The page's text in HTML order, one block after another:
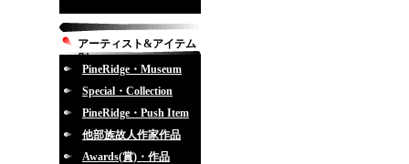
アーティスト&アイテム
別
PineRidge・Museum
Special・Collection
PineRidge・Push Item
他部族故人作家作品
Awards(賞)・作品